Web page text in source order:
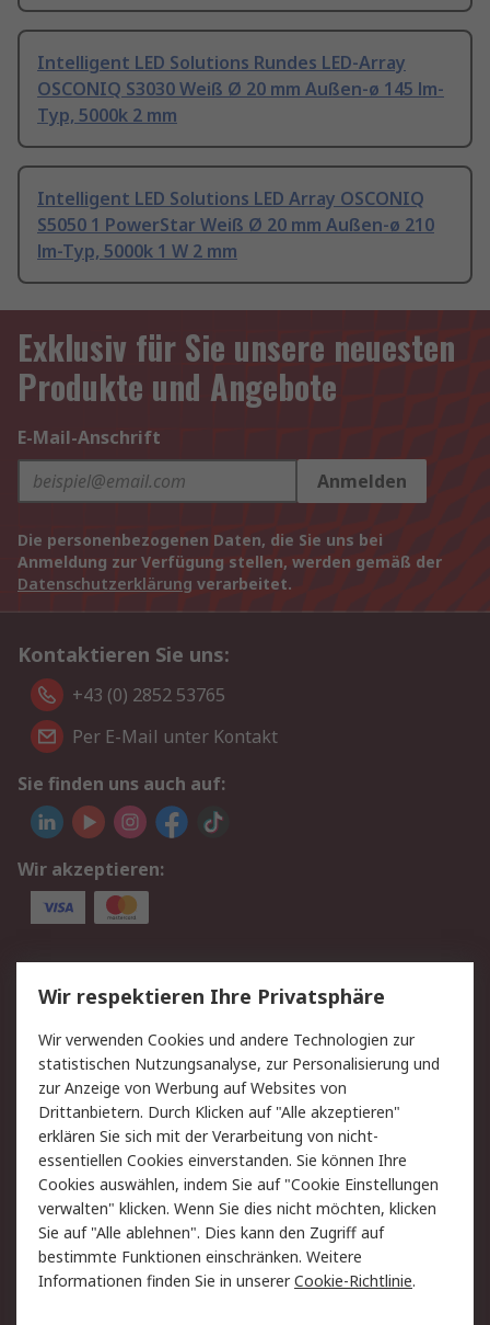
Intelligent LED Solutions Rundes LED-Array
OSCONIQ S3030 Weiß Ø 20 mm Außen-ø 145 lm-
Typ, 5000k 2 mm
Intelligent LED Solutions LED Array OSCONIQ
S5050 1 PowerStar Weiß Ø 20 mm Außen-ø 210
lm-Typ, 5000k 1 W 2 mm
Exklusiv für Sie unsere neuesten
Produkte und Angebote
E-Mail-Anschrift
Anmelden
Die personenbezogenen Daten, die Sie uns bei
Anmeldung zur Verfügung stellen, werden gemäß der
Datenschutzerklärung verarbeitet.
Kontaktieren Sie uns:
+43 (0) 2852 53765
Per E-Mail unter Kontakt
Sie finden uns auch auf:
Wir akzeptieren:
Service
Value Added Services
Lieferlösungen
Rücksendung/Entsorgung Kontakt
Hilfe
Rechtliches
RS Verkaufs- und
Lieferbedingungen
Datenschutz
Cookie-Richtlinie
Zahlungsbedingungen
Impressum
Webseite Konditionen
Wir respektieren Ihre Privatsphäre
Wir verwenden Cookies und andere Technologien zur
statistischen Nutzungsanalyse, zur Personalisierung und
zur Anzeige von Werbung auf Websites von
Drittanbietern. Durch Klicken auf "Alle akzeptieren"
erklären Sie sich mit der Verarbeitung von nicht-
essentiellen Cookies einverstanden. Sie können Ihre
Cookies auswählen, indem Sie auf "Cookie Einstellungen
verwalten" klicken. Wenn Sie dies nicht möchten, klicken
Sie auf "Alle ablehnen". Dies kann den Zugriff auf
bestimmte Funktionen einschränken. Weitere
Informationen finden Sie in unsererCookie-Richtlinie.